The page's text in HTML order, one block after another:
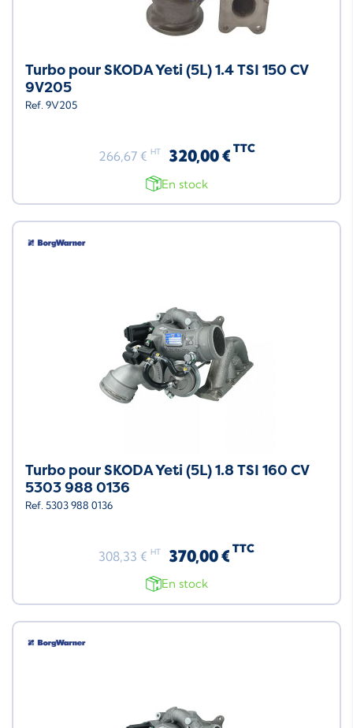
Turbo pour SKODA Yeti (5L) 1.4 TSI 150 CV
9V205
Ref. 9V205
266,67 € HT 320,00 € TTC
En stock
Turbo pour SKODA Yeti (5L) 1.8 TSI 160 CV
5303 988 0136
Ref. 5303 988 0136
308,33 € HT 370,00 € TTC
En stock